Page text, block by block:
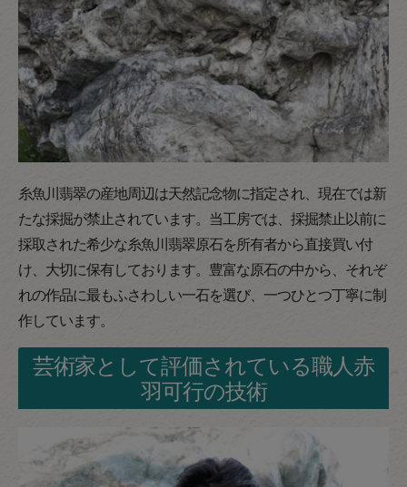
糸魚川翡翠の産地周辺は天然記念物に指定され、現在では新
たな採掘が禁止されています。当工房では、採掘禁止以前に
採取された希少な糸魚川翡翠原石を所有者から直接買い付
け、大切に保有しております。豊富な原石の中から、それぞ
れの作品に最もふさわしい一石を選び、一つひとつ丁寧に制
作しています。
芸術家として評価されている職人赤
羽可行の技術